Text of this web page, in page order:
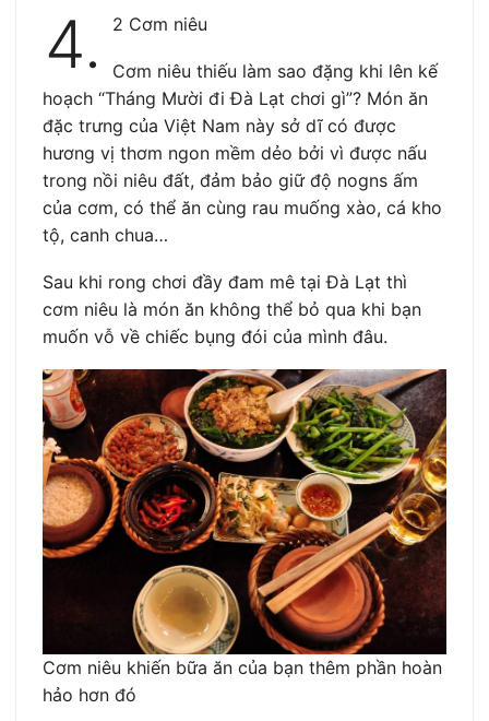
4. 2 Cơm niêu
Cơm niêu thiếu làm sao đặng khi lên kế
hoạch “Tháng Mười đi Đà Lạt chơi gì”? Món ăn
đặc trưng của Việt Nam này sở dĩ có được
hương vị thơm ngon mềm dẻo bởi vì được nấu
trong nồi niêu đất, đảm bảo giữ độ nogns ấm
của cơm, có thể ăn cùng rau muống xào, cá kho
tộ, canh chua…
Sau khi rong chơi đầy đam mê tại Đà Lạt thì
cơm niêu là món ăn không thể bỏ qua khi bạn
muốn vỗ về chiếc bụng đói của mình đâu.
Cơm niêu khiến bữa ăn của bạn thêm phần hoàn
hảo hơn đó